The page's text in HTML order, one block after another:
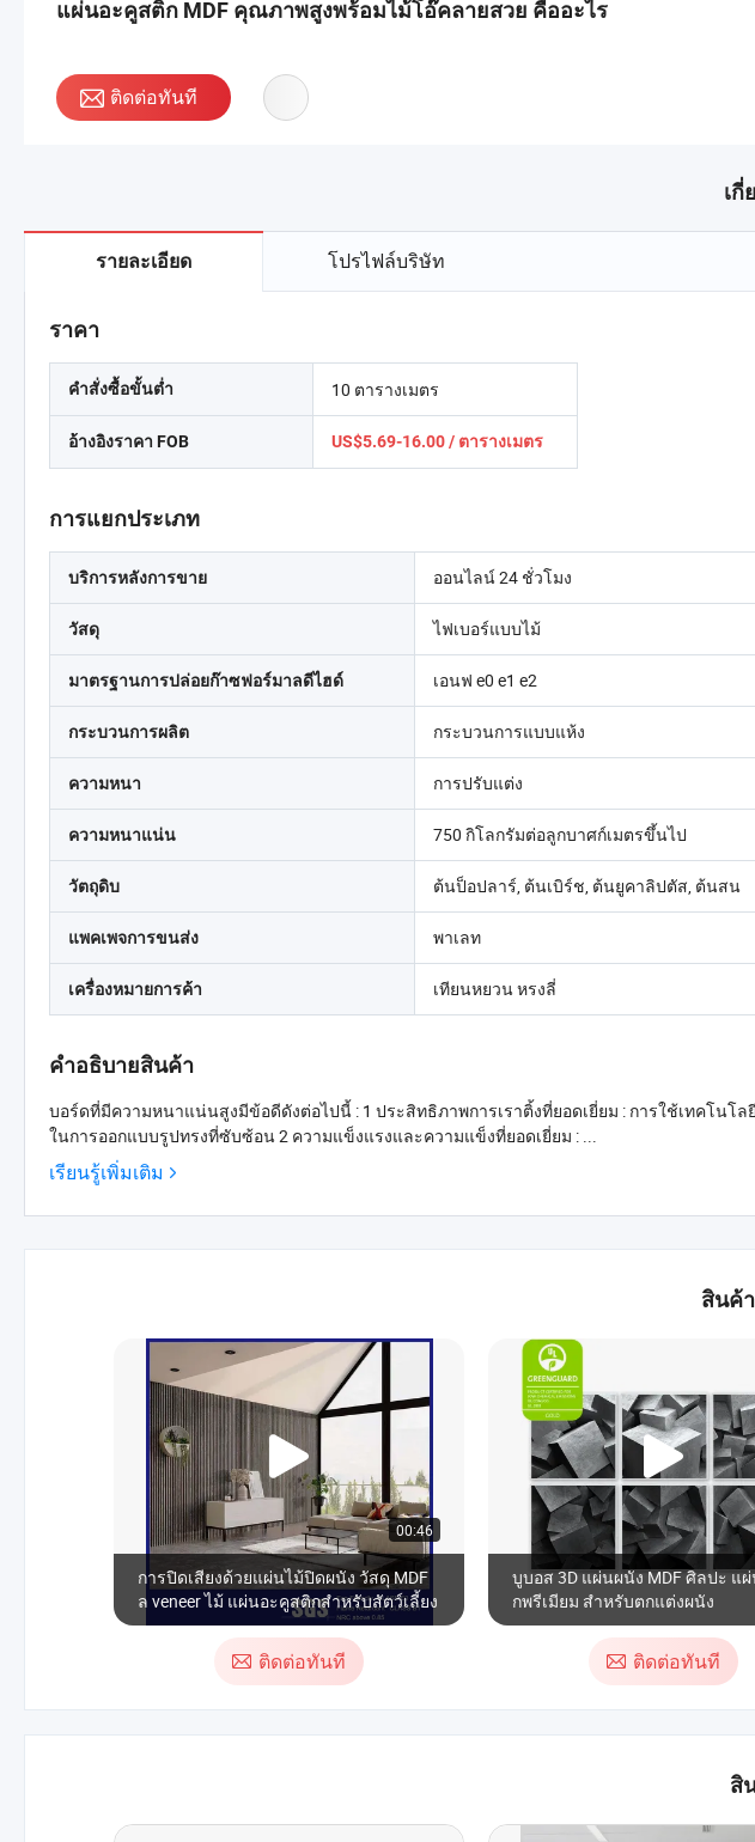
แผ่นอะคูสติก MDF คุณภาพสูงพร้อมไม้โอ๊คลายสวย คืออะไร
ติดต่อทันที
เกี่
รายละเอียด โปรไฟล์บริษัท
ราคา
คำสั่งซื้อขั้นต่ำ
อ้างอิงราคา FOB
10 ตารางเมตร
US$5.69-16.00 / ตารางเมตร
การแยกประเภท
บริการหลังการขาย ออนไลน์ 24 ชั่วโมง
วัสดุ ไฟเบอร์แบบไม้
มาตรฐานการปล่อยก๊าซฟอร์มาลดีไฮด์ เอนฟ e0 e1 e2
กระบวนการผลิต กระบวนการแบบแห้ง
ความหนา การปรับแต่ง
ความหนาแน่น 750 กิโลกรัมต่อลูกบาศก์เมตรขึ้นไป
วัตถุดิบ ต้นป็อปลาร์, ต้นเบิร์ช, ต้นยูคาลิปตัส, ต้นสน
แพคเพจการขนส่ง พาเลท
เครื่องหมายการค้า เทียนหยวน หรงลี่
คำอธิบายสินค้า
บอร์ดที่มีความหนาแน่นสูงมีข้อดีดังต่อไปนี้ : 1 ประสิทธิภาพการเราติ้งที่ยอดเยี่ยม : การใช้เทคโน
ในการออกแบบรูปทรงที่ซับซ้อน 2 ความแข็งแรงและความแข็งที่ยอดเยี่ยม : ...
เรียนรู้เพิ่มเติม
สินค้
00:46
การปิดเสียงด้วยแผ่นไม้ปิดผนัง วัสดุ MDF
ล veneer ไม้ แผ่นอะคูสติกสำหรับสัตว์เลี้ยง
ติดต่อทันที
บูบอส 3D แผ่นผนัง MDF ศิลปะ แ
กพรีเมียม สำหรับตกแต่งผนัง
ติดต่อทันที
สิ